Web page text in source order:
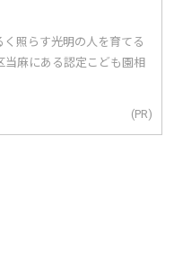
く照らす光明の人を育てる
当麻にある認定こども園相
(PR)